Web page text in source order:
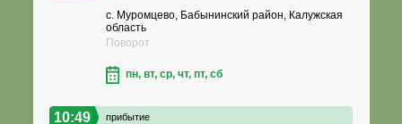
с. Муромцево, Бабынинский район, Калужская
область
Поворот
пн, вт, ср, чт, пт, сб
10:49 прибытие